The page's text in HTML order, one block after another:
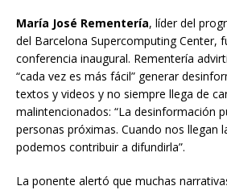
María José Rementería, líder del
del Barcelona Supercomputing Center,
conferencia inaugural. Rementería
“cada vez es más fácil” generar
textos y videos y no siempre llega de
malintencionados: “La desinformación
personas próximas. Cuando nos llegan
podemos contribuir a difundirla”.
La ponente alertó que muchas